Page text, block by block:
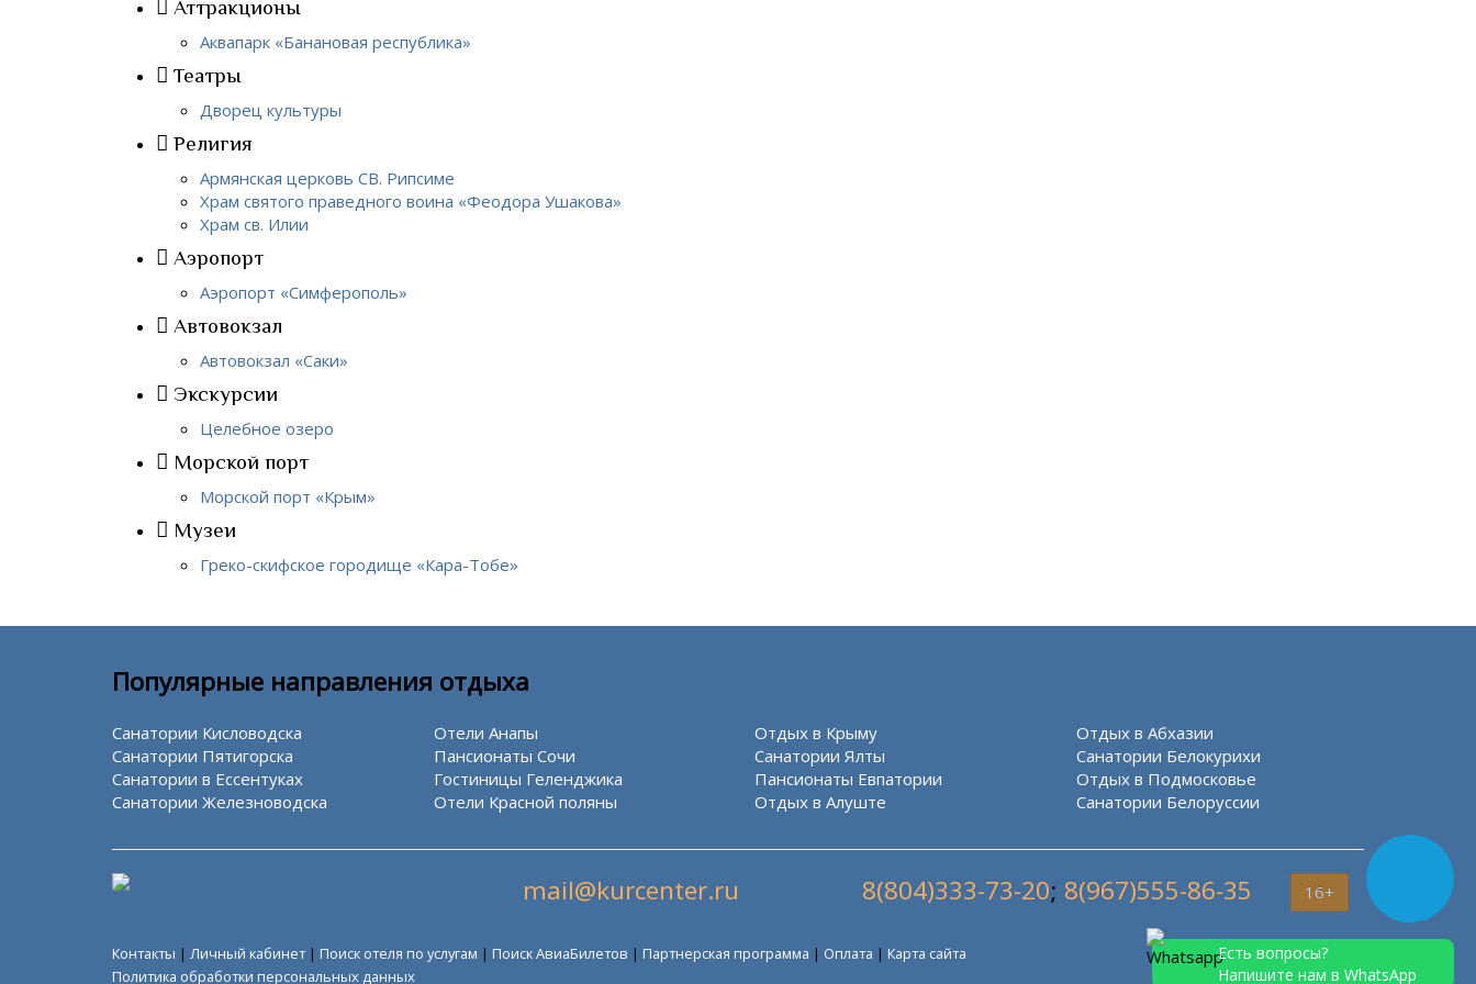
Аттракционы
Аквапарк «Банановая республика»
Театры
Дворец культуры
Религия
Армянская церковь СВ. Рипсиме
Храм святого праведного воина «Феодора Ушакова»
Храм св. Илии
Аэропорт
Аэропорт «Симферополь»
Автовокзал
Автовокзал «Саки»
Экскурсии
Целебное озеро
Морской порт
Морской порт «Крым»
Музеи
Греко-скифское городище «Кара-Тобе»
Популярные направления отдыха
Санатории Кисловодска
Санатории Пятигорска
Санатории в Ессентуках
Санатории Железноводска
Отели Анапы
Пансионаты Сочи
Гостиницы Геленджика
Отели Красной поляны
Отдых в Крыму
Санатории Ялты
Пансионаты Евпатории
Отдых в Алуште
Отдых в Абхазии
Санатории Белокурихи
Отдых в Подмосковье
Санатории Белоруссии
mail@kurcenter.ru 8(804)333-73-20; 8(967)555-86-35 16+
Контакты | Личный кабинет| Поиск отеля по услугам | Поиск АвиаБилетов | Партнерская программа | Оплата | Карта сайта
Политика обработки персональных данных
Есть вопросы?
Напишите нам в WhatsApp